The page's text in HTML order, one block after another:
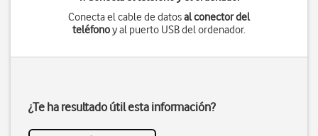
Conecta el cable de datosal conector del
teléfonoy al puerto USB del ordenador.
¿Te ha resultado útil esta información?